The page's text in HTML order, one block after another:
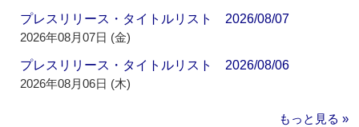
プレスリリース・タイトルリスト 2026/08/07
2026年08月07日 (金)
プレスリリース・タイトルリスト 2026/08/06
2026年08月06日 (木)
もっと見る »